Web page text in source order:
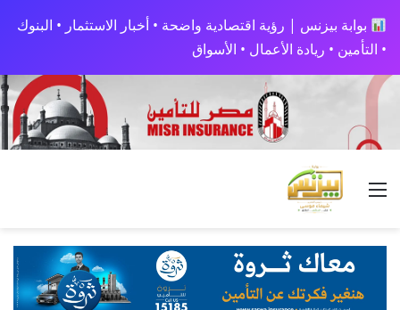
بوابة بيزنس | رؤية اقتصادية واضحة • أخبار الاستثمار • البنوك
• التأمين • ريادة الأعمال • الأسواق
القائمة